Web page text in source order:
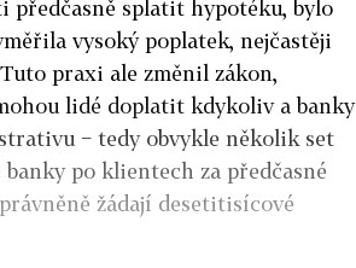
předčasně splatit hypotéku, bylo
vysoký poplatek, nejčastěji
praxi ale změnil zákon,
lidé doplatit kdykoliv a banky
− tedy obvykle několik set
po klientech za předčasné
žádají desetitisícové